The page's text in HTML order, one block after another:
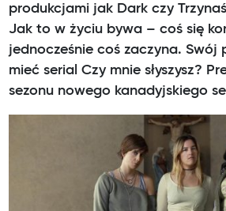
produkcjami jak Dark czy
Jak to w życiu bywa – coś się
jednocześnie coś zaczyna. Swój
mieć serial Czy mnie słyszysz?
sezonu nowego kanadyjskiego